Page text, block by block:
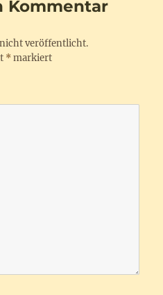
Kommentar
veröffentlicht.
* markiert